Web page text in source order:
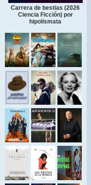
Carrera de bestias (2026
Ciencia Ficción) por
hipolismata